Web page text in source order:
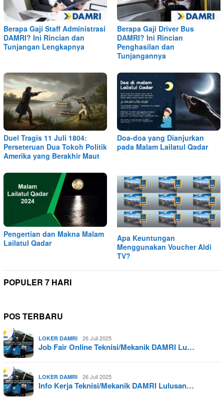
Berapa Gaji Staff Administrasi
DAMRI? Ini Rincian dan
Tunjangan Lengkapnya
Berapa Gaji Driver Bus
DAMRI? Ini Rincian
Penghasilan dan
Tunjangannya
Duel Tragis 11 Juli 1804:
Perseteruan Dua Tokoh Politik
Amerika yang Berakhir Maut
Doa-doa yang Dianjurkan
pada Malam Lailatul Qadar
Pengertian dan Makna Malam
Lailatul Qadar
Apa Keuntungan
Menggunakan Voucher Aldi
TV?
POPULER 7 HARI
POS TERBARU
LOKER DAMRI 26 Juli 2025
Job Fair Online Teknisi/Mekanik DAMRI Lu…
LOKER DAMRI 26 Juli 2025
Info Kerja Teknisi/Mekanik DAMRI Lulusan…